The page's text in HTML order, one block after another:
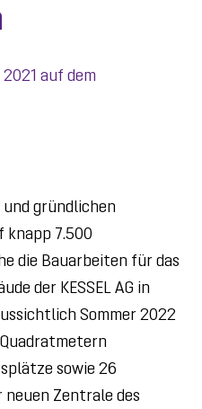
auf dem
gründlichen
knapp 7.500
die Bauarbeiten für das
der KESSEL AG in
Sommer 2022
sowie 26
neuen Zentrale des